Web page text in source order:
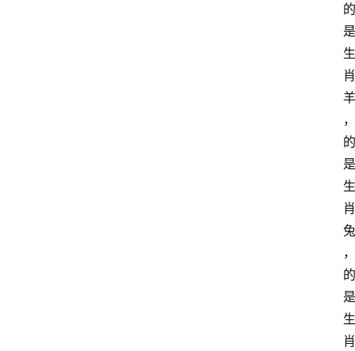
的
是
生
肖
羊
，
的
是
生
肖
兔
，
的
是
生
肖